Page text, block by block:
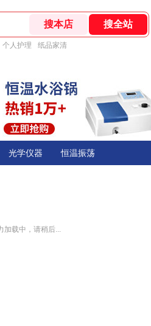
个人护理 纸品家清
光学仪器 恒温振荡
加载中，请稍后...